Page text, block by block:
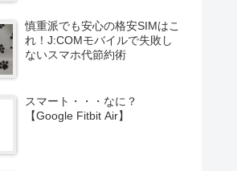
慎重派でも安心の格安SIMはこ
れ！J:COMモバイルで失敗し
ないスマホ代節約術
スマート・・・なに？
【Google Fitbit Air】